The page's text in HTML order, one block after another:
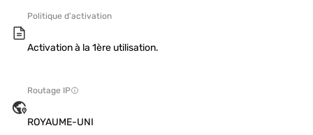
Politique d'activation
Activation à la 1ère utilisation.
Routage IP
ROYAUME-UNI